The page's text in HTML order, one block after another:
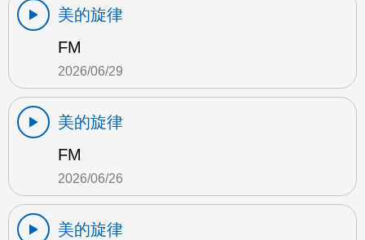
美的旋律
FM
2026/06/29
美的旋律
FM
2026/06/26
美的旋律